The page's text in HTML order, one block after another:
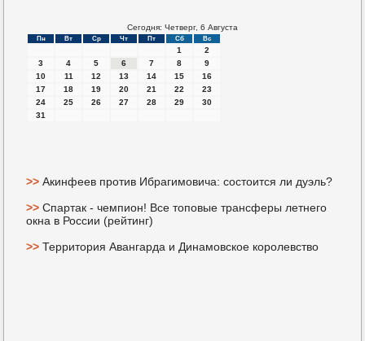
Сегодня: Четверг, 6 Августа
Пн Вт Ср Чт Пт Сб Вс
1
2
3
4 5 6 7 8
9
10
11 12 13 14 15
16
17
18 19 20 21 22
23
24
25 26 27 28 29
30
31
>>Акинфеев против Ибрагимовича: состоится ли дуэль?
>>Спартак - чемпион! Все топовые трансферы летнего
окна в России (рейтинг)
>>Территория Авангарда и Динамовское королевство